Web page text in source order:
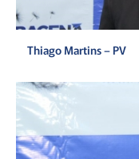
Thiago Martins – PV